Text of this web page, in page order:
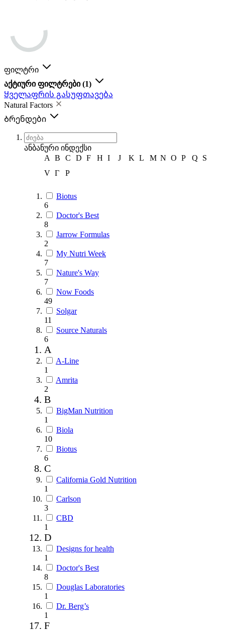
ფილტრი
აქტიური ფილტრები(1)
Ყველაფრის გასუფთავება
Natural Factors
Ბრენდები
ანბანური ინდექსი
A
B C D F H I J K L M N O P Q
S
V Г Р
Biotus
6
Doctor's Best
8
Jarrow Formulas
2
My Nutri Week
7
Nature's Way
7
Now Foods
49
Solgar
11
Source Naturals
6
A
A-Line
1
Amrita
2
B
BigMan Nutrition
1
Biola
10
Biotus
6
C
California Gold Nutrition
1
Carlson
3
CBD
1
D
Designs for health
1
Doctor's Best
8
Douglas Laboratories
1
Dr. Berg’s
1
F